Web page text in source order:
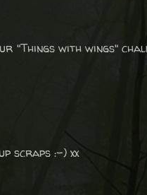
"Things with wings"
scraps :-) xx